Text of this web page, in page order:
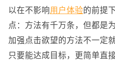
以在不影响用户体验的前提
点：方法有千万条，但都是
加强点击欲望的方法不一定
只要能达成目标，更简单直